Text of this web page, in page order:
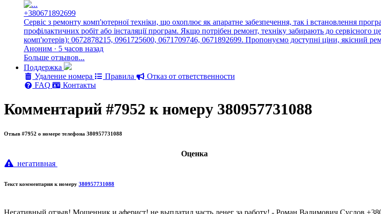
+380671892699
Сервіс з ремонту комп'ютерної техніки, що охоплює як апаратне забезпечення, так і встановлення
профілактичних робіт або інсталяції програм. Якщо потрібен ремонт, техніку забирають до сервісного
комп'ютерів): 0672878215, 0961725600, 0671709746, 0671892699. Пропонуємо доступні ціни, якісний
Аноним · 5 часов назад
Больше отзывов...
Поддержка
Удаление номера
Правила
Отказ от ответственности
FAQ
Контакты
Комментарий #7952 к номеру 380957731088
Отзыв #7952 о номере телефона 380957731088
Oценка
негативная
Текст комментария к номеру 380957731088